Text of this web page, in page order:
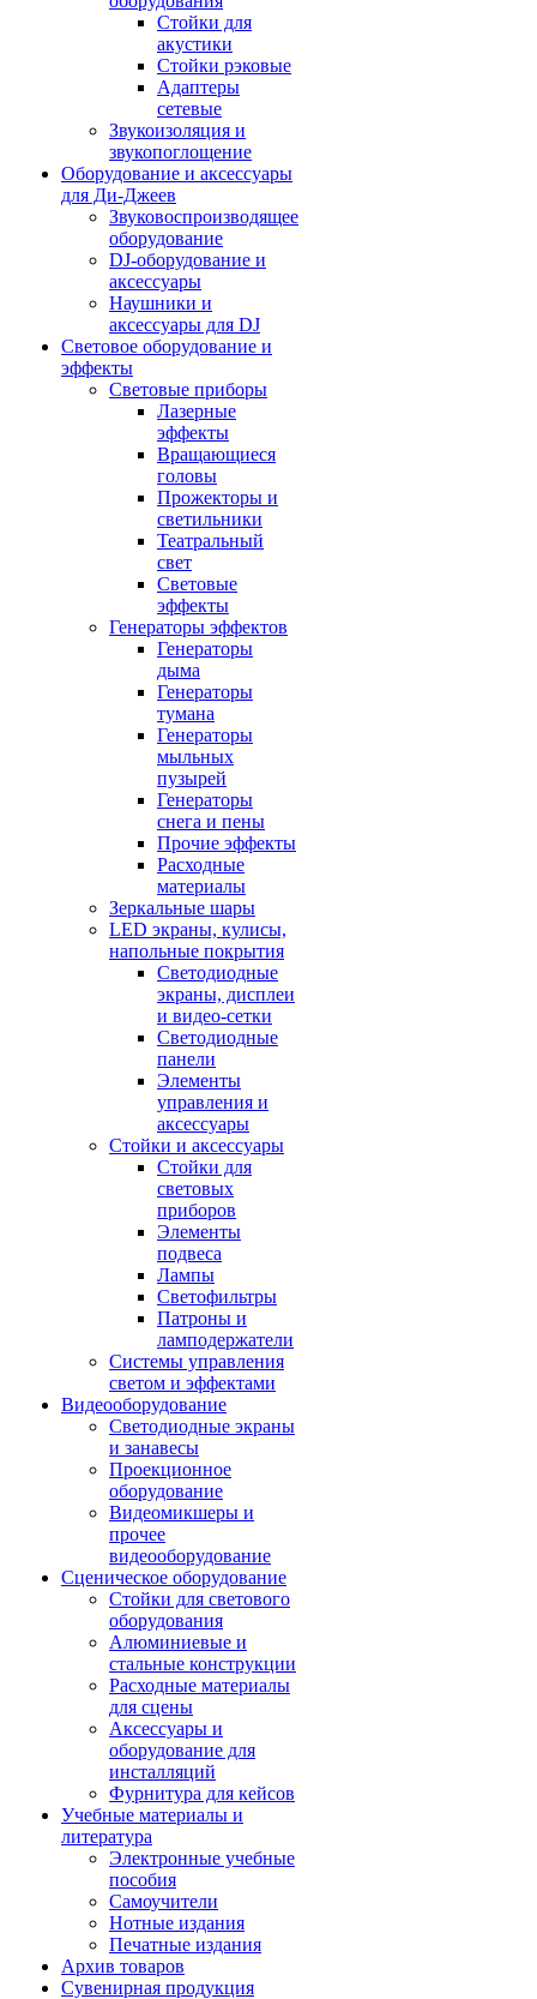
Стойки для
акустики
Стойки рэковые
Адаптеры
сетевые
Звукоизоляция и
звукопоглощение
Оборудование и аксессуары
для Ди-Джеев
Звуковоспроизводящее
оборудование
DJ-оборудование и
аксессуары
Наушники и
аксессуары для DJ
Световое оборудование и
эффекты
Световые приборы
Лазерные
эффекты
Вращающиеся
головы
Прожекторы и
светильники
Театральный
свет
Световые
эффекты
Генераторы эффектов
Генераторы
дыма
Генераторы
тумана
Генераторы
мыльных
пузырей
Генераторы
снега и пены
Прочие эффекты
Расходные
материалы
Зеркальные шары
LED экраны, кулисы,
напольные покрытия
Светодиодные
экраны, дисплеи
и видео-сетки
Светодиодные
панели
Элементы
управления и
аксессуары
Стойки и аксессуары
Стойки для
световых
приборов
Элементы
подвеса
Лампы
Светофильтры
Патроны и
ламподержатели
Системы управления
светом и эффектами
Видеооборудование
Светодиодные экраны
и занавесы
Проекционное
оборудование
Видеомикшеры и
прочее
видеооборудование
Сценическое оборудование
Стойки для светового
оборудования
Алюминиевые и
стальные конструкции
Расходные материалы
для сцены
Аксессуары и
оборудование для
инсталляций
Фурнитура для кейсов
Учебные материалы и
литература
Электронные учебные
пособия
Самоучители
Нотные издания
Печатные издания
Архив товаров
Сувенирная продукция